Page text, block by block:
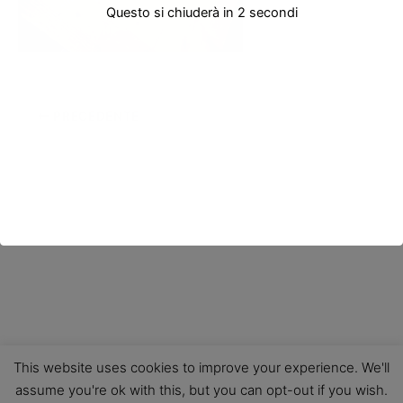
This website uses cookies to improve your experience. We'll
assume you're ok with this, but you can opt-out if you wish.
Questo si chiuderà in 2 secondi